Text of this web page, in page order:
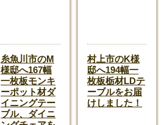
糸魚川市のM
様邸へ167幅
一枚板モンキ
ーポット材ダ
イニングテー
ブル、ダイニ
村上市のK様
邸へ194幅一
枚板栃材LDテ
ーブルをお届
けしました！